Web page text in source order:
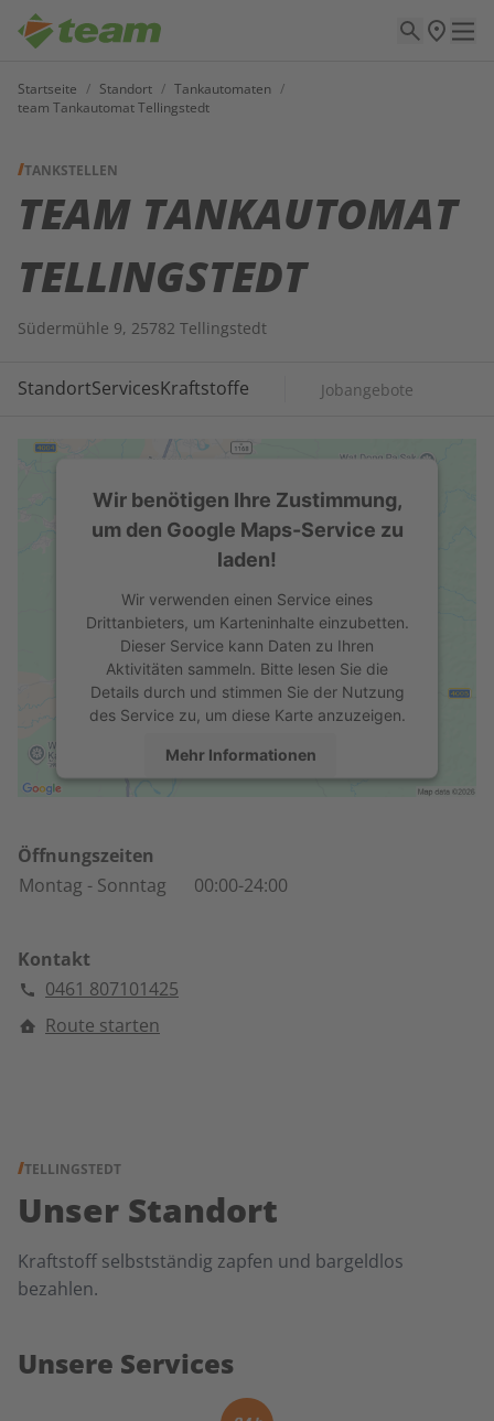
Startseite / Standort / Tankautomaten /
team Tankautomat Tellingstedt
TANKSTELLEN
TEAM TANKAUTOMAT
TELLINGSTEDT
Südermühle 9, 25782 Tellingstedt
StandortServicesKraftstoffe Jobangebote
Wir benötigen Ihre Zustimmung,
um den Google Maps-Service zu
laden!
Wir verwenden einen Service eines
Drittanbieters, um Karteninhalte einzubetten.
Dieser Service kann Daten zu Ihren
Aktivitäten sammeln. Bitte lesen Sie die
Details durch und stimmen Sie der Nutzung
des Service zu, um diese Karte anzuzeigen.
Mehr Informationen
powered by
Management Platform
Öffnungszeiten
Montag - Sonntag 00:00-24:00
Kontakt
0461 807101425
Route starten
TELLINGSTEDT
Unser Standort
Kraftstoff selbstständig zapfen und bargeldlos
bezahlen.
Unsere Services